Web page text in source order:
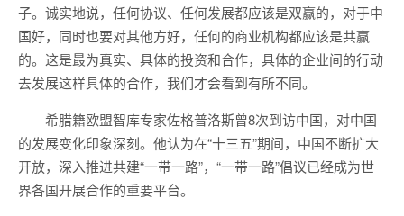
子。诚实地说，任何协议、任何发展都应该是双赢的，对于中
国好，同时也要对其他方好，任何的商业机构都应该是共赢
的。这是最为真实、具体的投资和合作，具体的企业间的行动
去发展这样具体的合作，我们才会看到有所不同。
希腊籍欧盟智库专家佐格普洛斯曾8次到访中国，对中国
的发展变化印象深刻。他认为在“十三五”期间，中国不断扩大
开放，深入推进共建“一带一路”，“一带一路”倡议已经成为世
界各国开展合作的重要平台。